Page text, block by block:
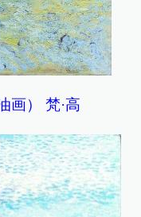
画） 梵·高